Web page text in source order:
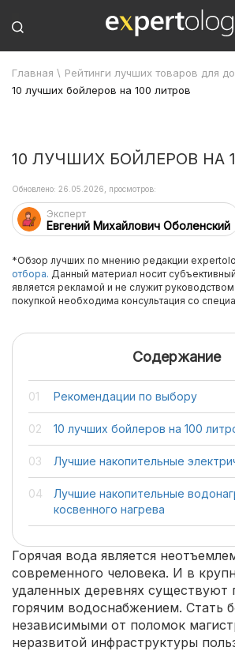
Главная \ Рейтинги лучших товаров для
10 лучших бойлеров на 100 литров
10 ЛУЧШИХ БОЙЛЕРОВ НА
Эксперт
Евгений Михайлович Оболенский
Обновлено: 26.05.2026, просмотров:
*Обзор лучших по мнению редакции
отбора. Данный материал носит
является рекламой и не служит
покупкой необходима консультация со
Содержание
Рекомендации по выбору
10 лучших бойлеров на 100
Лучшие накопительные
Лучшие накопительные
косвенного нагрева
Горячая вода является
современного человека. И в
удаленных деревнях существуют
горячим водоснабжением. Стать
независимыми от поломок
неразвитой инфраструктуры